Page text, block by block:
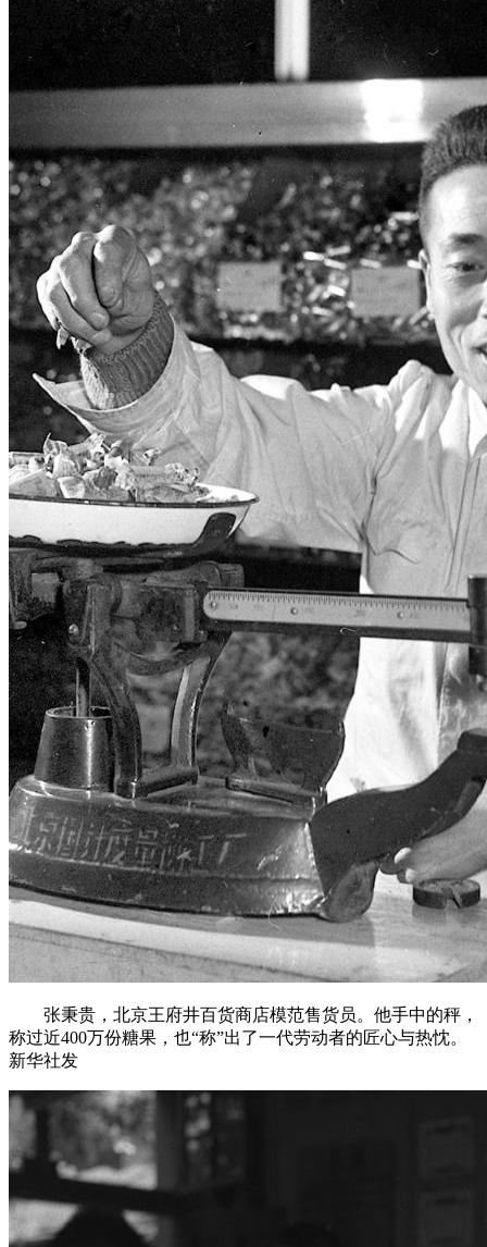
张秉贵，北京王府井百货商店模范售货员。他手中的秤，
称过近400万份糖果，也“称”出了一代劳动者的匠心与热忱。
新华社发